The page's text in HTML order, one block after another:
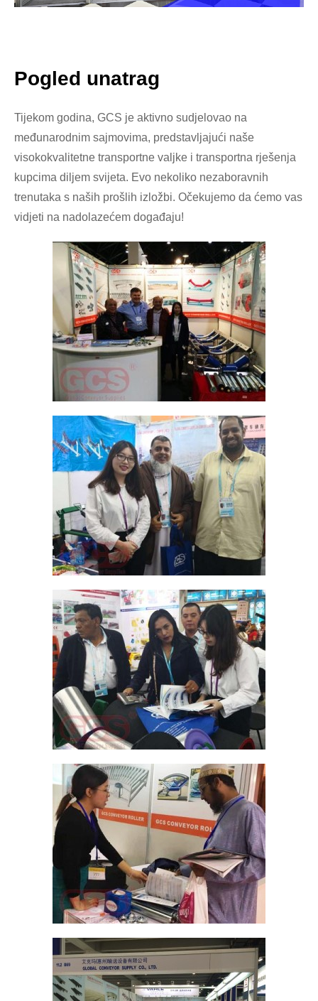
Pogled unatrag
Tijekom godina, GCS je aktivno sudjelovao na
međunarodnim sajmovima, predstavljajući naše
visokokvalitetne transportne valjke i transportna rješenja
kupcima diljem svijeta. Evo nekoliko nezaboravnih
trenutaka s naših prošlih izložbi. Očekujemo da ćemo vas
vidjeti na nadolazećem događaju!